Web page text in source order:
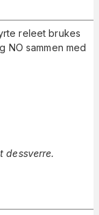
releet brukes
NO sammen med
dessverre.